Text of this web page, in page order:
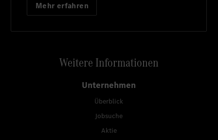
Mehr erfahren
Weitere Informationen
Unternehmen
Überblick
Jobsuche
Aktie